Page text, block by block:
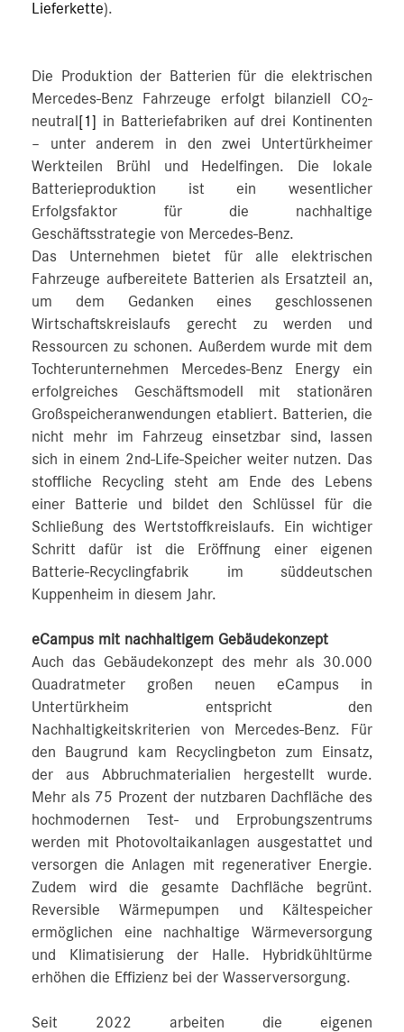
Lieferkette).
Die Produktion der Batterien für die elektrischen
Mercedes-Benz Fahrzeuge erfolgt bilanziell CO2-
neutral [1] in Batteriefabriken auf drei Kontinenten
– unter anderem in den zwei Untertürkheimer
Werkteilen Brühl und Hedelfingen. Die lokale
Batterieproduktion ist ein wesentlicher
Erfolgsfaktor für die nachhaltige
Geschäftsstrategie von Mercedes-Benz.
Das Unternehmen bietet für alle elektrischen
Fahrzeuge aufbereitete Batterien als Ersatzteil an,
um dem Gedanken eines geschlossenen
Wirtschaftskreislaufs gerecht zu werden und
Ressourcen zu schonen. Außerdem wurde mit dem
Tochterunternehmen Mercedes-Benz Energy ein
erfolgreiches Geschäftsmodell mit stationären
Großspeicheranwendungen etabliert. Batterien, die
nicht mehr im Fahrzeug einsetzbar sind, lassen
sich in einem 2nd-Life-Speicher weiter nutzen. Das
stoffliche Recycling steht am Ende des Lebens
einer Batterie und bildet den Schlüssel für die
Schließung des Wertstoffkreislaufs. Ein wichtiger
Schritt dafür ist die Eröffnung einer eigenen
Batterie-Recyclingfabrik im süddeutschen
Kuppenheim in diesem Jahr.
eCampus mit nachhaltigem Gebäudekonzept
Auch das Gebäudekonzept des mehr als 30.000
Quadratmeter großen neuen eCampus in
Untertürkheim entspricht den
Nachhaltigkeitskriterien von Mercedes-Benz. Für
den Baugrund kam Recyclingbeton zum Einsatz,
der aus Abbruchmaterialien hergestellt wurde.
Mehr als 75 Prozent der nutzbaren Dachfläche des
hochmodernen Test- und Erprobungszentrums
werden mit Photovoltaikanlagen ausgestattet und
versorgen die Anlagen mit regenerativer Energie.
Zudem wird die gesamte Dachfläche begrünt.
Reversible Wärmepumpen und Kältespeicher
ermöglichen eine nachhaltige Wärmeversorgung
und Klimatisierung der Halle. Hybridkühltürme
erhöhen die Effizienz bei der Wasserversorgung.
Seit 2022 arbeiten die eigenen